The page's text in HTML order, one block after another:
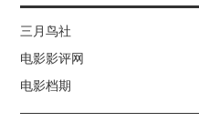
三月鸟社
电影影评网
电影档期